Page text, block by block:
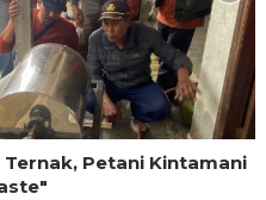
Petani Kintamani